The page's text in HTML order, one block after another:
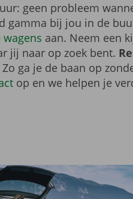
geen probleem
gamma bij jou in de
aan. Neem een
jij naar op zoek bent.
Zo ga je de baan op
op en we helpen je